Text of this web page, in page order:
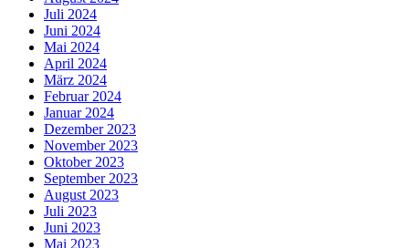
Juli 2024
Juni 2024
Mai 2024
April 2024
März 2024
Februar 2024
Januar 2024
Dezember 2023
November 2023
Oktober 2023
September 2023
August 2023
Juli 2023
Juni 2023
Mai 2023